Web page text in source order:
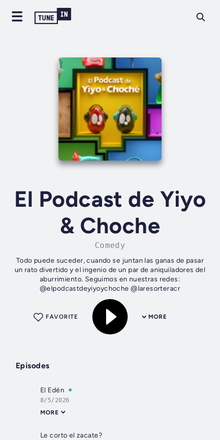
El Podcast de Yiyo
& Choche
Comedy
Todo puede suceder, cuando se juntan las ganas de pasar
un rato divertido y el ingenio de un par de aniquiladores del
aburrimiento. Seguimos en nuestras redes:
@elpodcastdeyiyoychoche @laresorteracr
MORE
FAVORITE
Episodes
El Edén
8/5/2026
MORE
Le corto el zacate?